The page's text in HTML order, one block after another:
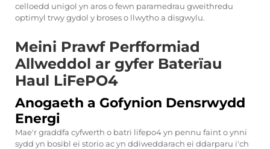
celloedd unigol yn aros o fewn paramedrau gweithredu
optimyl trwy gydol y broses o llwytho a disgwylu.
Meini Prawf Perfformiad
Allweddol ar gyfer Baterïau
Haul LiFePO4
Anogaeth a Gofynion Densrwydd
Energi
Mae'r graddfa cyfwerth o batri lifepo4 yn pennu faint o ynni
sydd yn bosibl ei storio ac yn ddiweddarach ei ddarparu i'ch